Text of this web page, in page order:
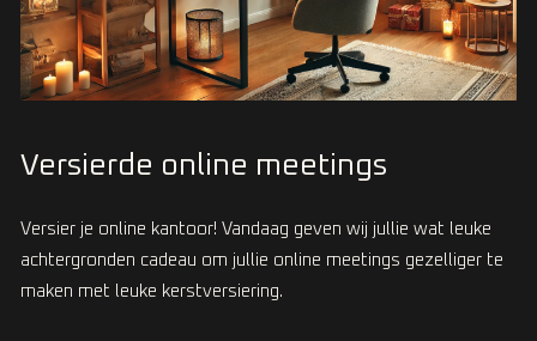
Versierde online meetings
Versier je online kantoor! Vandaag geven wij jullie wat leuke
achtergronden cadeau om jullie online meetings gezelliger te
maken met leuke kerstversiering.